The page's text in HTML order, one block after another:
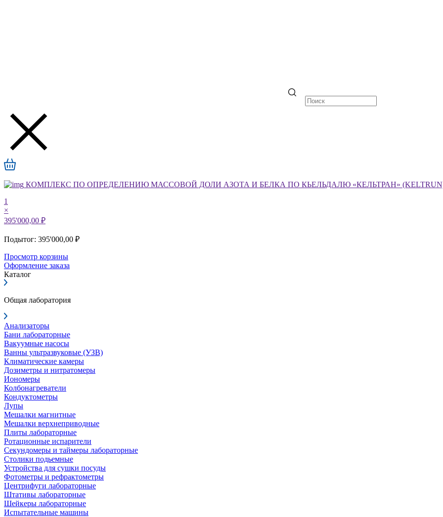
КОМПЛЕКС ПО ОПРЕДЕЛЕНИЮ МАССОВОЙ ДОЛИ АЗОТА И БЕЛКА ПО КЬЕЛЬДАЛЮ «КЕЛЬТРАН»
1
×
395'000,00 ₽
Подытог: 395'000,00 ₽
Просмотр корзины
Оформление заказа
Каталог
Общая лаборатория
Анализаторы
Бани лабораторные
Вакуумные насосы
Ванны ультразвуковые (УЗВ)
Климатические камеры
Дозиметры и нитратомеры
Иономеры
Колбонагреватели
Кондуктометры
Лупы
Мешалки магнитные
Мешалки верхнеприводные
Плиты лабораторные
Ротационные испарители
Секундомеры и таймеры лабораторные
Столики подьемные
Устройства для сушки посуды
Фотометры и рефрактометры
Центрифуги лабораторные
Штативы лабораторные
Шейкеры лабораторные
Испытательные машины